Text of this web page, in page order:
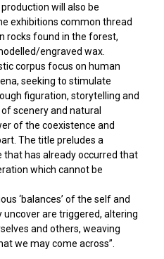
will also be
exhibitions common thread
rocks found in the forest,
engraved wax.
corpus focus on human
seeking to stimulate
figuration, storytelling and
scenery and natural
of the coexistence and
The title preludes a
that has already occurred that
which cannot be
‘balances’ of the self and
are triggered, altering
and others, weaving
we may come across”.